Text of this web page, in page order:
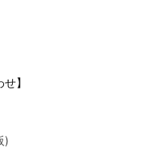
】
)